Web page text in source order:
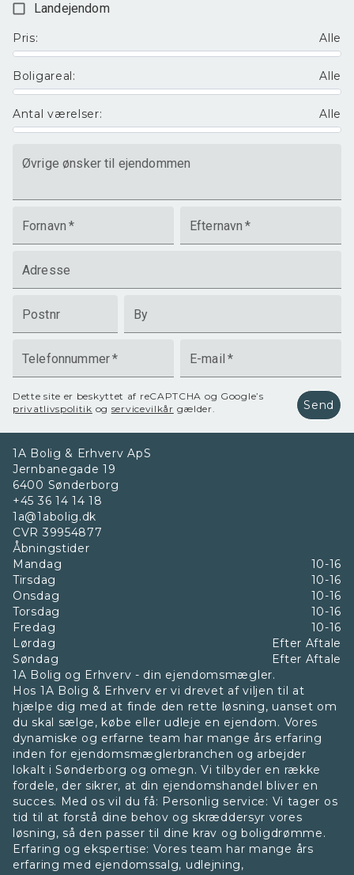
Landejendom
Pris: Alle
Boligareal: Alle
Antal værelser: Alle
Øvrige ønsker til ejendommen
Fornavn * Efternavn *
Adresse
Postnr By
Telefonnummer* E-mail *
Dette site er beskyttet af reCAPTCHA og Google’s
privatlivspolitik og servicevilkår gælder. Send
1A Bolig & Erhverv ApS
Jernbanegade 19
6400 Sønderborg
+45 36 14 14 18
1a@1abolig.dk
CVR 39954877
Åbningstider
Mandag
10-16
Tirsdag
10-16
Onsdag
10-16
Torsdag
10-16
Fredag
10-16
Lørdag
Efter Aftale
Søndag
Efter Aftale
1A Bolig og Erhverv - din ejendomsmægler.
Hos 1A Bolig & Erhverv er vi drevet af viljen til at
hjælpe dig med at finde den rette løsning, uanset om
du skal sælge, købe eller udleje en ejendom. Vores
dynamiske og erfarne team har mange års erfaring
inden for ejendomsmæglerbranchen og arbejder
lokalt i Sønderborg og omegn. Vi tilbyder en række
fordele, der sikrer, at din ejendomshandel bliver en
succes. Med os vil du få: Personlig service: Vi tager os
tid til at forstå dine behov og skræddersyr vores
løsning, så den passer til dine krav og boligdrømme.
Erfaring og ekspertise: Vores team har mange års
erfaring med ejendomssalg, udlejning,